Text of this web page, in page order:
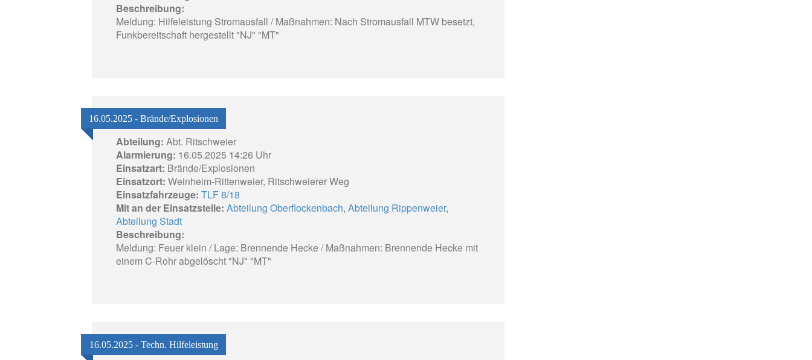
Beschreibung:
Meldung: Hilfeleistung Stromausfall / Maßnahmen: Nach Stromausfall MTW besetzt,
Funkbereitschaft hergestellt "NJ" "MT"
16.05.2025 - Brände/Explosionen
Abteilung: Abt. Ritschweier
Alarmierung: 16.05.2025 14:26 Uhr
Einsatzart: Brände/Explosionen
Einsatzort: Weinheim-Rittenweier, Ritschweierer Weg
Einsatzfahrzeuge: TLF 8/18
Mit an der Einsatzstelle: Abteilung Oberflockenbach, Abteilung Rippenweier,
Abteilung Stadt
Beschreibung:
Meldung: Feuer klein / Lage: Brennende Hecke / Maßnahmen: Brennende Hecke mit
einem C-Rohr abgelöscht "NJ" "MT"
16.05.2025 - Techn. Hilfeleistung